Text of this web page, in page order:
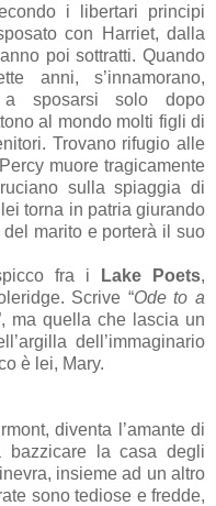
i libertari principi
con Harriet, dalla
poi sottratti. Quando
anni, s’innamorano,
sposarsi solo dopo
al mondo molti figli di
Trovano rifugio alle
muore tragicamente
sulla spiaggia di
torna in patria giurando
marito e porterà il suo
fra i
Lake Poets,
Scrive “Ode to a
ma quella che lascia un
dell’immaginario
è lei, Mary.
diventa l’amante di
bazzicare la casa degli
insieme ad un altro
sono tediose e fredde,